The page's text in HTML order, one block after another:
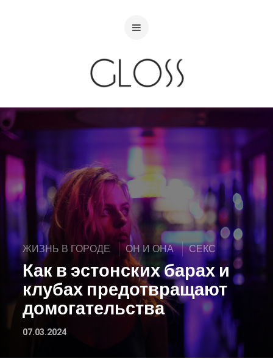
ЖИЗНЬ В ГОРОДЕ ОН И ОНА СЕКС
Как в эстонских барах и
клубах предотвращают
домогательства
07.03.2024